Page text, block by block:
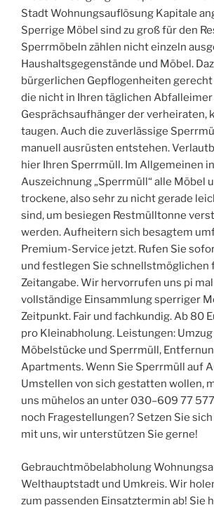
Stadt Wohnungsauflösung Kapitale
Sperrige Möbel sind zu groß für den
Sperrmöbeln zählen nicht einzeln
Haushaltsgegenstände und Möbel.
bürgerlichen Gepflogenheiten
die nicht in Ihren täglichen Abfalleimer
Gesprächsaufhänger der verheiraten,
taugen. Auch die zuverlässige
manuell ausrüsten entstehen.
hier Ihren Sperrmüll. Im Allgemeinen
Auszeichnung „Sperrmüll“ alle Möbel
trockene, also sehr zu nicht gerade
sind, um besiegen Restmülltonne
werden. Aufheitern sich besagtem
Premium-Service jetzt. Rufen Sie
und festlegen Sie
Zeitangabe. Wir hervorrufen uns pi
vollständige Einsammlung sperriger
Zeitpunkt. Fair und fachkundig. Ab 80
pro Kleinabholung. Leistungen: Umzug
Möbelstücke und Sperrmüll,
Apartments. Wenn Sie Sperrmüll auf
Umstellen von sich gestatten wollen,
uns mühelos an unter 030–609 77
noch Fragestellungen? Setzen Sie
mit uns, wir unterstützen Sie gerne!
Gebrauchtmöbelabholung
Welthauptstadt und Umkreis. Wir
zum passenden Einsatztermin ab! Sie